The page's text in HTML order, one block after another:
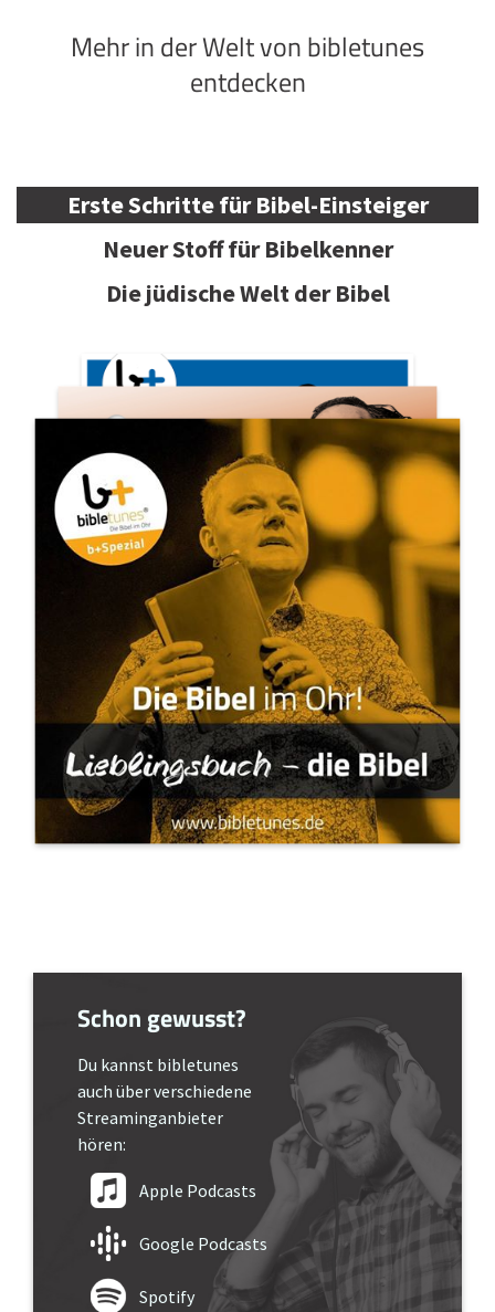
Mehr in der Welt von bibletunes
entdecken
Erste Schritte für Bibel-Einsteiger
Neuer Stoff für Bibelkenner
Die jüdische Welt der Bibel
Schon gewusst?
Du kannst bibletunes
auch über verschiedene
Streaminganbieter
hören:
Apple Podcasts
Google Podcasts
Spotify